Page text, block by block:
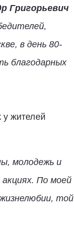
Григорьевич
в день 80-
благодарных
у жителей
молодежь и
По моей
той